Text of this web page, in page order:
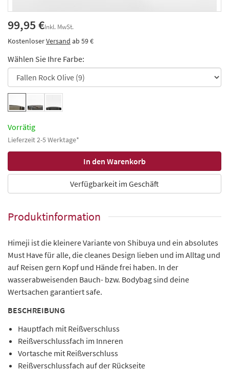
99,95 €Inkl. MwSt.
KostenloserVersand ab 59 €
Wählen Sie Ihre Farbe:
Vorrätig
Lieferzeit 2-5 Werktage*
Verfügbarkeit im Geschäft
Produktinformation
Himeji ist die kleinere Variante von Shibuya und ein absolutes
Must Have für alle, die cleanes Design lieben und im Alltag und
auf Reisen gern Kopf und Hände frei haben. In der
wasserabweisenden Bauch- bzw. Bodybag sind deine
Wertsachen garantiert safe.
BESCHREIBUNG
Hauptfach mit Reißverschluss
Reißverschlussfach im Inneren
Vortasche mit Reißverschluss
Reißverschlussfach auf der Rückseite